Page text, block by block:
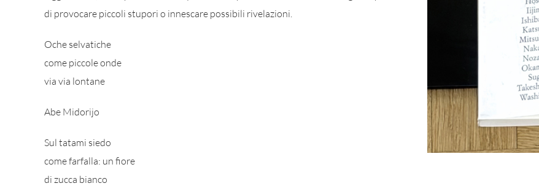
di provocare piccoli stupori o innescare possibili rivelazioni.
Oche selvatiche
come piccole onde
via via lontane
Abe Midorijo
Sul tatami siedo
come farfalla: un fiore
di zucca bianco